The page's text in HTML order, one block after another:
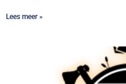
Lees meer »